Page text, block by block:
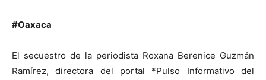
#Oaxaca
El secuestro de la periodista Roxana Berenice Guzmán
Ramírez, directora del portal *Pulso Informativo del